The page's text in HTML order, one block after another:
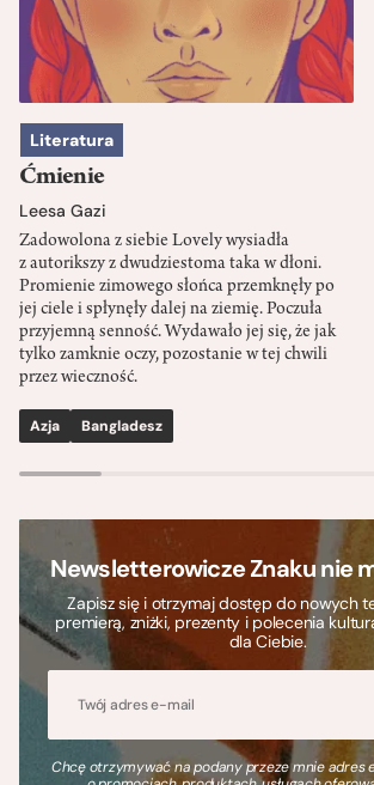
Literatura
Ćmienie
Leesa Gazi
Zadowolona z siebie Lovely wysiadła
z autorikszy z dwudziestoma taka w dłoni.
Promienie zimowego słońca przemknęły po
jej ciele i spłynęły dalej na ziemię. Poczuła
przyjemną senność. Wydawało jej się, że jak
tylko zamknie oczy, pozostanie w tej chwili
przez wieczność.
Azja Bangladesz
Newsletterowicze Znaku nie
Zapisz się i otrzymaj dostęp do nowych
premierą, zniżki, prezenty i polecenia
dla Ciebie.
Chcę otrzymywać na podany przeze mnie adres